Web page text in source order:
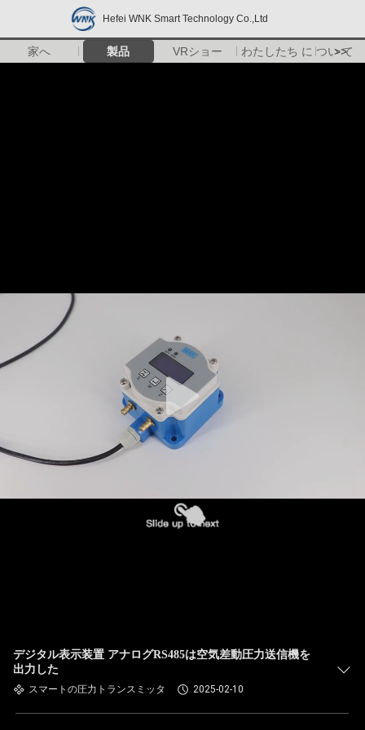
Hefei WNK Smart Technology Co.,Ltd
家へ 製品 VRショー わたしたち に つい て
>>
デジタル表示装置 アナログRS485は空気差動圧力送信機を
出力した
スマートの圧力トランスミッタ 2025-02-10